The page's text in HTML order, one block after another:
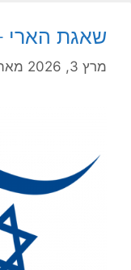
שאגת הארי
מרץ 3, 2026